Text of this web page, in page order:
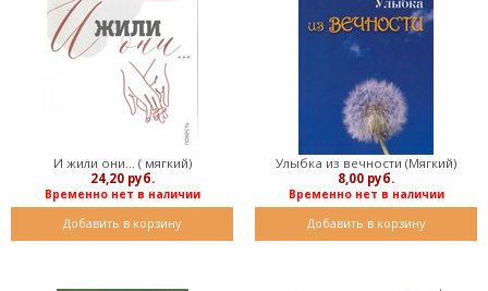
И жили они... ( мягкий)
24,20 руб.
Временно нет в наличии
Добавить в корзину
Улыбка из вечности (Мягкий)
8,00 руб.
Временно нет в наличии
Добавить в корзину